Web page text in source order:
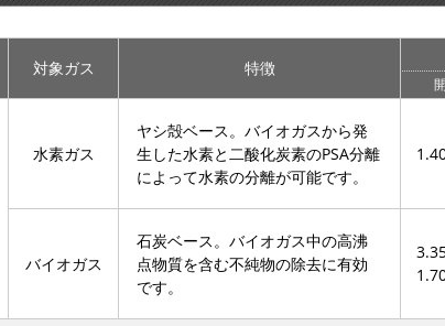
対象ガス 特徴
水素ガス
ヤシ殻ベース。バイオガスから発
生した水素と二酸化炭素のPSA分離
によって水素の分離が可能です。
バイオガス
石炭ベース。バイオガス中の高沸
点物質を含む不純物の除去に有効
です。